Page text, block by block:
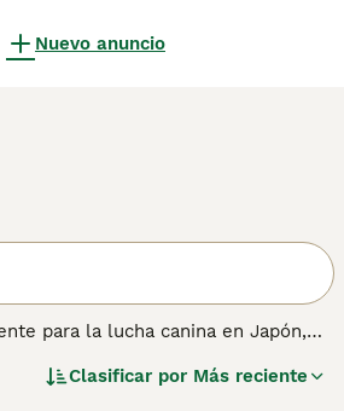
Nuevo anuncio
para la lucha canina en Japón,
experimentadas. Su tamaño
Clasificar por Más reciente